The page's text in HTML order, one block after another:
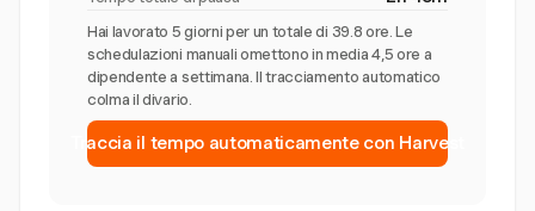
Hai lavorato 5 giorni per un totale di 39.8 ore. Le
schedulazioni manuali omettono in media 4,5 ore a
dipendente a settimana. Il tracciamento automatico
colma il divario.
Traccia il tempo automaticamente con Harvest